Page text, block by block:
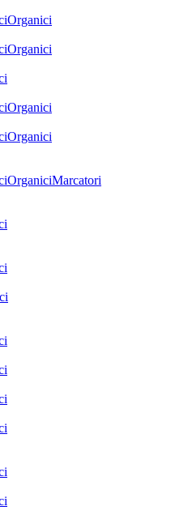
Organici
Organici
Organici
Organici
OrganiciMarcatori